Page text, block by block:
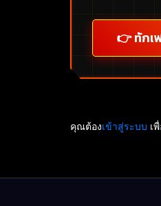
👉 ทักเ
คุณต้องเข้าสู่ระบบ เ